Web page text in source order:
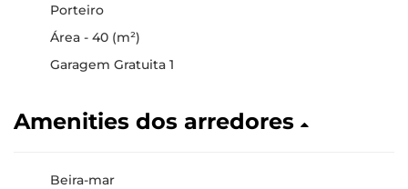
Porteiro
Área - 40 (m²)
Garagem Gratuita 1
Amenities dos arredores
Beira-mar